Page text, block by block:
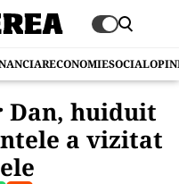
ECONOMIESOCIAL
Dan, huiduit
a vizitat